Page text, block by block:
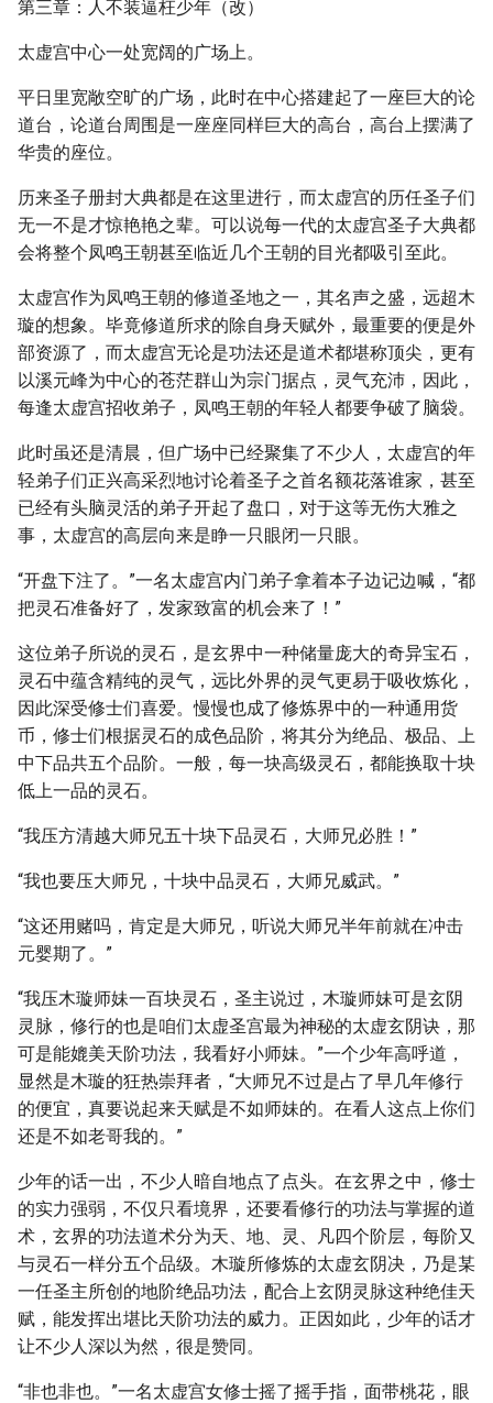
第三章：人不装逼枉少年（改）
太虚宫中心一处宽阔的广场上。
平日里宽敞空旷的广场，此时在中心搭建起了一座巨大的论
道台，论道台周围是一座座同样巨大的高台，高台上摆满了
华贵的座位。
历来圣子册封大典都是在这里进行，而太虚宫的历任圣子们
无一不是才惊艳艳之辈。可以说每一代的太虚宫圣子大典都
会将整个凤鸣王朝甚至临近几个王朝的目光都吸引至此。
太虚宫作为凤鸣王朝的修道圣地之一，其名声之盛，远超木
璇的想象。毕竟修道所求的除自身天赋外，最重要的便是外
部资源了，而太虚宫无论是功法还是道术都堪称顶尖，更有
以溪元峰为中心的苍茫群山为宗门据点，灵气充沛，因此，
每逢太虚宫招收弟子，凤鸣王朝的年轻人都要争破了脑袋。
此时虽还是清晨，但广场中已经聚集了不少人，太虚宫的年
轻弟子们正兴高采烈地讨论着圣子之首名额花落谁家，甚至
已经有头脑灵活的弟子开起了盘口，对于这等无伤大雅之
事，太虚宫的高层向来是睁一只眼闭一只眼。
“开盘下注了。”一名太虚宫内门弟子拿着本子边记边喊，“都
把灵石准备好了，发家致富的机会来了！”
这位弟子所说的灵石，是玄界中一种储量庞大的奇异宝石，
灵石中蕴含精纯的灵气，远比外界的灵气更易于吸收炼化，
因此深受修士们喜爱。慢慢也成了修炼界中的一种通用货
币，修士们根据灵石的成色品阶，将其分为绝品、极品、上
中下品共五个品阶。一般，每一块高级灵石，都能换取十块
低上一品的灵石。
“我压方清越大师兄五十块下品灵石，大师兄必胜！”
“我也要压大师兄，十块中品灵石，大师兄威武。”
“这还用赌吗，肯定是大师兄，听说大师兄半年前就在冲击
元婴期了。”
“我压木璇师妹一百块灵石，圣主说过，木璇师妹可是玄阴
灵脉，修行的也是咱们太虚圣宫最为神秘的太虚玄阴诀，那
可是能媲美天阶功法，我看好小师妹。”一个少年高呼道，
显然是木璇的狂热崇拜者，“大师兄不过是占了早几年修行
的便宜，真要说起来天赋是不如师妹的。在看人这点上你们
还是不如老哥我的。”
少年的话一出，不少人暗自地点了点头。在玄界之中，修士
的实力强弱，不仅只看境界，还要看修行的功法与掌握的道
术，玄界的功法道术分为天、地、灵、凡四个阶层，每阶又
与灵石一样分五个品级。木璇所修炼的太虚玄阴决，乃是某
一任圣主所创的地阶绝品功法，配合上玄阴灵脉这种绝佳天
赋，能发挥出堪比天阶功法的威力。正因如此，少年的话才
让不少人深以为然，很是赞同。
“非也非也。”一名太虚宫女修士摇了摇手指，面带桃花，眼